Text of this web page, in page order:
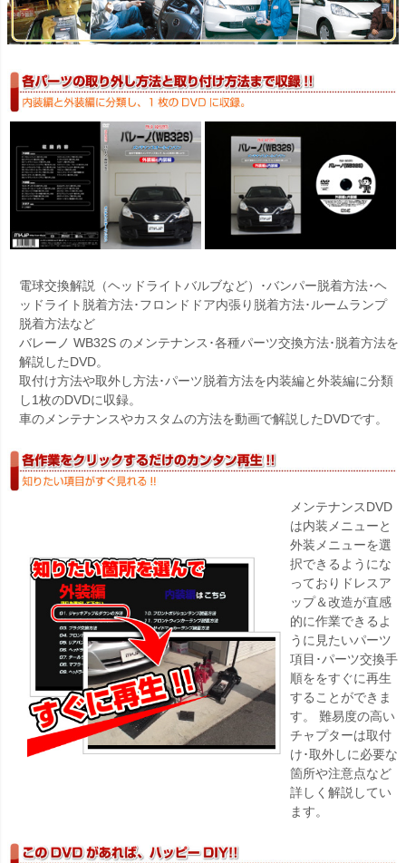
電球交換解説（ヘッドライトバルブなど）･バンパー脱着方法･ヘ
ッドライト脱着方法･フロンドドア内張り脱着方法･ルームランプ
脱着方法など
バレーノ WB32S のメンテナンス･各種パーツ交換方法･脱着方法を
解説したDVD。
取付け方法や取外し方法･パーツ脱着方法を内装編と外装編に分類
し1枚のDVDに収録。
車のメンテナンスやカスタムの方法を動画で解説したDVDです。
メンテナンスDVD
は内装メニューと
外装メニューを選
択できるようにな
っておりドレスア
ップ＆改造が直感
的に作業できるよ
うに見たいパーツ
項目･パーツ交換手
順ををすぐに再生
することができま
す。 難易度の高い
チャプターは取付
け･取外しに必要な
箇所や注意点など
詳しく解説してい
ます。